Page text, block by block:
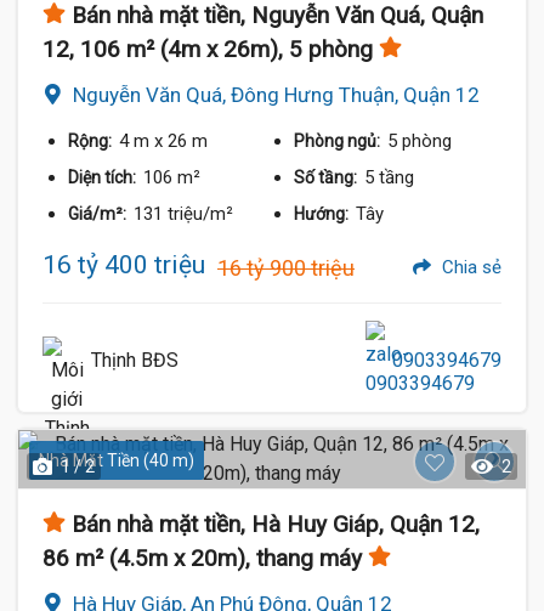
Bán nhà mặt tiền, Nguyễn Văn Quá, Quận
12, 106 m² (4m x 26m), 5 phòng
Nguyễn Văn Quá, Đông Hưng Thuận, Quận 12
Rộng: 4 m x 26 m Phòng ngủ: 5 phòng
Diện tích: 106 m² Số tầng: 5 tầng
Giá/m²: 131 triệu/m² Hướng: Tây
16 tỷ 400 triệu 16 tỷ 900 triệu Chia sẻ
Thịnh BĐS 0903394679
Nhà Mặt Tiền (40 m)
1 / 2 2
Bán nhà mặt tiền, Hà Huy Giáp, Quận 12,
86 m² (4.5m x 20m), thang máy
Hà Huy Giáp, An Phú Đông, Quận 12